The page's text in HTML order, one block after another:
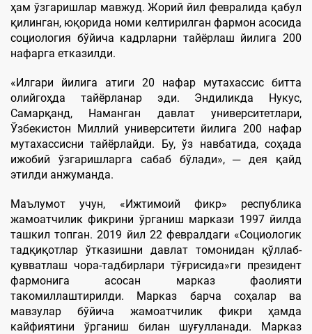
ҳам ўзгаришлар мавжуд. Жорий йил февралида қабул
қилинган, юқорида номи келтирилган фармон асосида
социология бўйича кадрларни тайёрлаш йилига 200
нафарга етказилди.
«Илгари йилига атиги 20 нафар мутахассис битта
олийгоҳда тайёрланар эди. Эндиликда Нукус,
Самарқанд, Наманган давлат университетлари,
Ўзбекистон Миллий университети йилига 200 нафар
мутахассисни тайёрлайди. Бу, ўз навбатида, соҳада
ижобий ўзгаришларга сабаб бўлади», ─ дея қайд
этилди анжуманда.
Маълумот учун, «Ижтимоий фикр» республика
жамоатчилик фикрини ўрганиш маркази 1997 йилда
ташкил топган. 2019 йил 22 февралдаги «Социологик
тадқиқотлар ўтказишни давлат томонидан қўллаб-
қувватлаш чора-тадбирлари тўғрисида»ги президент
фармонига асосан марказ фаолияти
такомиллаштирилди. Марказ барча соҳалар ва
мавзулар бўйича жамоатчилик фикри ҳамда
кайфиятини ўрганиш билан шуғулланади. Марказ